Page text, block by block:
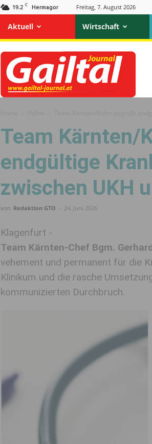
19.2 C Hermagor Freitag, 7. August 2026
Aktuell Wirtschaft
Gailtal
Journal
Team Kärnten/
endgültige
zwischen UKH
von Redaktion GTO - 24. Juni 2026
Klagenfurt -
Team Kärnten-Chef Bgm.
vehement und permanent für die
Klinikum und die rasche
kommunizierten Durchbruch.